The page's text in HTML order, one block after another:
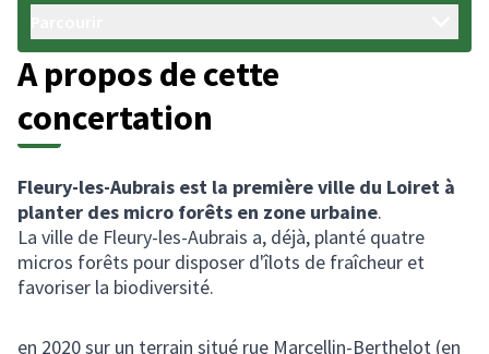
A propos de cette
concertation
Fleury-les-Aubrais est la première ville du Loiret à
planter des micro forêts en zone urbaine.
La ville de Fleury-les-Aubrais a, déjà, planté quatre
micros forêts pour disposer d'îlots de fraîcheur et
favoriser la biodiversité.
en 2020 sur un terrain situé rue Marcellin-Berthelot (en